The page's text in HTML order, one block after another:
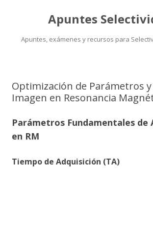
Apuntes
Apuntes, exámenes y recursos para
Optimización de Parámetros y
Imagen en Resonancia
Parámetros Fundamentales de
en RM
Tiempo de Adquisición (TA)